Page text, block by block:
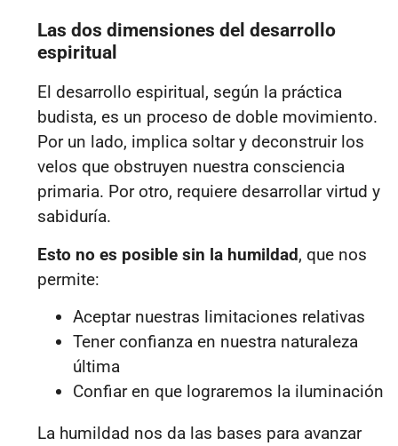
Las dos dimensiones del desarrollo
espiritual
El desarrollo espiritual, según la práctica
budista, es un proceso de doble movimiento.
Por un lado, implica soltar y deconstruir los
velos que obstruyen nuestra consciencia
primaria. Por otro, requiere desarrollar virtud y
sabiduría.
Esto no es posible sin la humildad, que nos
permite:
Aceptar nuestras limitaciones relativas
Tener confianza en nuestra naturaleza
última
Confiar en que lograremos la iluminación
La humildad nos da las bases para avanzar